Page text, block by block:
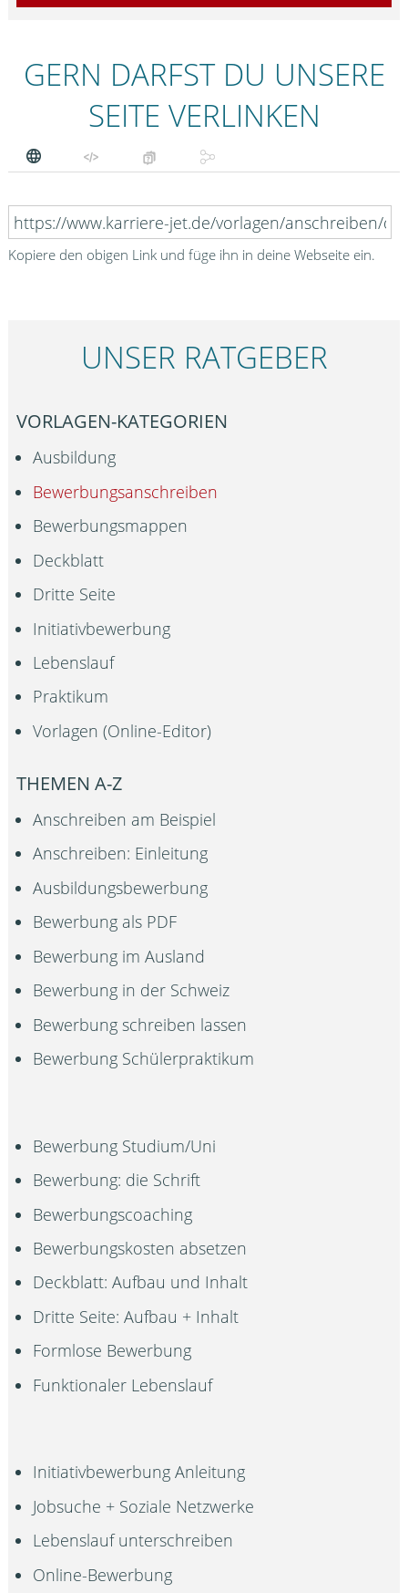
GERN DARFST DU UNSERE
SEITE VERLINKEN
Kopiere den obigen Link und füge ihn in deine Webseite ein.
UNSER RATGEBER
VORLAGEN-KATEGORIEN
Ausbildung
Bewerbungsanschreiben
Bewerbungsmappen
Deckblatt
Dritte Seite
Initiativbewerbung
Lebenslauf
Praktikum
Vorlagen (Online-Editor)
THEMEN A-Z
Anschreiben am Beispiel
Anschreiben: Einleitung
Ausbildungsbewerbung
Bewerbung als PDF
Bewerbung im Ausland
Bewerbung in der Schweiz
Bewerbung schreiben lassen
Bewerbung Schülerpraktikum
Bewerbung Studium/Uni
Bewerbung: die Schrift
Bewerbungscoaching
Bewerbungskosten absetzen
Deckblatt: Aufbau und Inhalt
Dritte Seite: Aufbau + Inhalt
Formlose Bewerbung
Funktionaler Lebenslauf
Initiativbewerbung Anleitung
Jobsuche + Soziale Netzwerke
Lebenslauf unterschreiben
Online-Bewerbung